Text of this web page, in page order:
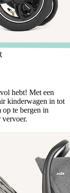
hebt! Met een
kinderwagen in tot
op te bergen in
vervoer.